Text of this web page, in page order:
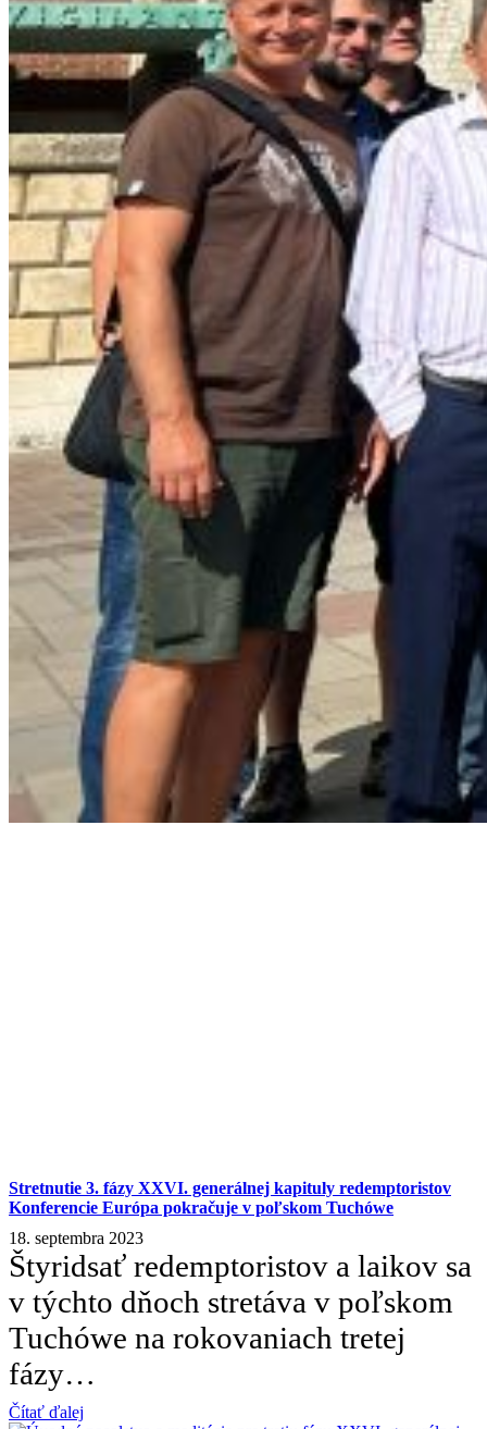
Stretnutie 3. fázy XXVI. generálnej kapituly redemptoristov
Konferencie Európa pokračuje v poľskom Tuchówe
18. septembra 2023
Štyridsať redemptoristov a laikov sa
v týchto dňoch stretáva v poľskom
Tuchówe na rokovaniach tretej
fázy…
Čítať ďalej